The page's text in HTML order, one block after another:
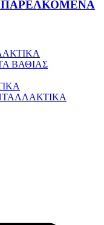
ΠΑΡΕΛΚΟΜΕΝΑ
ΒΑΘΙΑΣ